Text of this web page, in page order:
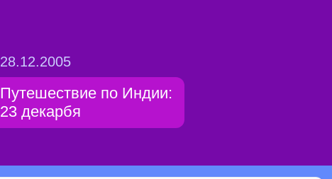
28.12.2005
Путешествие по Индии:
23 декарбя